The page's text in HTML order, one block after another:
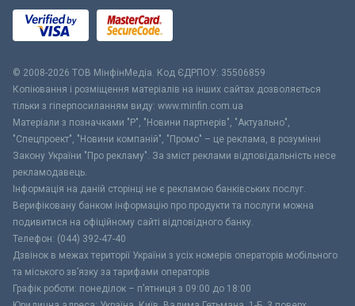
© 2008-2026 ТОВ МiнфiнМедiа. Код ЄДРПОУ: 35506859
Копіювання і розміщення матеріалів на інших сайтах дозволяється
тільки з гіперпосиланням виду: www.minfin.com.ua
Матеріали з позначками "Р", "Новини партнерів", "Актуально",
"Спецпроект", "Новини компаній", "Промо" – це реклама, в розумінні
Закону України "Про рекламу". За зміст реклами відповідальність несе
рекламодавець.
Інформація на даній сторінці не є рекламою банківських послуг.
Верифіковану банком інформацію про продукти та послуги можна
подивитися на офіційному сайті відповідного банку.
Телефон: (044) 392-47-40
Дзвінок в межах території України з усіх номерів операторів мобільного
та міського зв’язку за тарифами операторів
Графік роботи: понеділок – п’ятниця з 09:00 до 18:00